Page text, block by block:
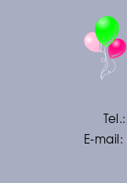
Tel.:
E-mail: